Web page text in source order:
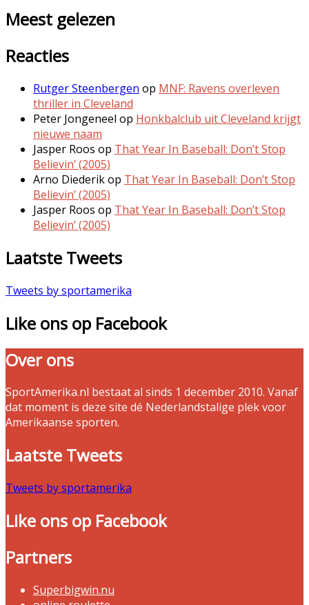
Meest gelezen
Reacties
Rutger Steenbergen op MNF: Ravens overleven
thriller in Cleveland
Peter Jongeneel op Honkbalclub uit Cleveland krijgt
nieuwe naam
Jasper Roos op That Year In Baseball: Don’t Stop
Believin’ (2005)
Arno Diederikop That Year In Baseball: Don’t Stop
Believin’ (2005)
Jasper Roos op That Year In Baseball: Don’t Stop
Believin’ (2005)
Laatste Tweets
Tweets by sportamerika
Like ons op Facebook
Over ons
SportAmerika.nl bestaat al sinds 1 december 2010. Vanaf
dat moment is deze site dé Nederlandstalige plek voor
Amerikaanse sporten.
Laatste Tweets
Tweets by sportamerika
Like ons op Facebook
Partners
Superbigwin.nu